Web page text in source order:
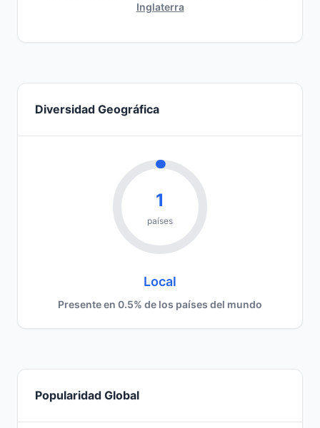
Inglaterra
Diversidad Geográfica
1
países
Local
Presente en 0.5% de los países del mundo
Popularidad Global